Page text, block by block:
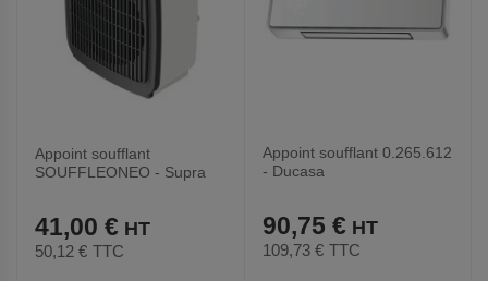
Appoint soufflant
SOUFFLEONEO - Supra
41,00 €
50,12 € TTC
Appoint soufflant 0.265.612
- Ducasa
90,75 €
109,73 € TTC